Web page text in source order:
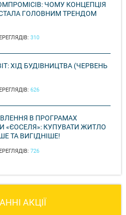
ЧОМУ КОНЦЕПЦІЯ
СТАЛА ГОЛОВНИМ ТРЕНДОМ
310
ХІД БУДІВНИЦТВА (ЧЕРВЕНЬ
626
В ПРОГРАМАХ
«ЄОСЕЛЯ»: КУПУВАТИ ЖИТЛО
ТА ВИГІДНІШЕ!
726
АКЦІЇ